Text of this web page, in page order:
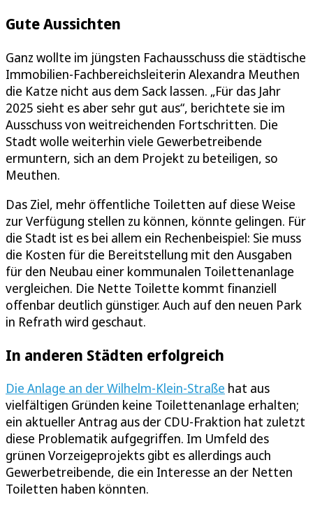
Gute Aussichten
Ganz wollte im jüngsten Fachausschuss die städtische
Immobilien-Fachbereichsleiterin Alexandra Meuthen
die Katze nicht aus dem Sack lassen. „Für das Jahr
2025 sieht es aber sehr gut aus“, berichtete sie im
Ausschuss von weitreichenden Fortschritten. Die
Stadt wolle weiterhin viele Gewerbetreibende
ermuntern, sich an dem Projekt zu beteiligen, so
Meuthen.
Das Ziel, mehr öffentliche Toiletten auf diese Weise
zur Verfügung stellen zu können, könnte gelingen. Für
die Stadt ist es bei allem ein Rechenbeispiel: Sie muss
die Kosten für die Bereitstellung mit den Ausgaben
für den Neubau einer kommunalen Toilettenanlage
vergleichen. Die Nette Toilette kommt finanziell
offenbar deutlich günstiger. Auch auf den neuen Park
in Refrath wird geschaut.
In anderen Städten erfolgreich
Die Anlage an der Wilhelm-Klein-Straße hat aus
vielfältigen Gründen keine Toilettenanlage erhalten;
ein aktueller Antrag aus der CDU-Fraktion hat zuletzt
diese Problematik aufgegriffen. Im Umfeld des
grünen Vorzeigeprojekts gibt es allerdings auch
Gewerbetreibende, die ein Interesse an der Netten
Toiletten haben könnten.